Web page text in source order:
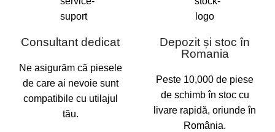
Consultant dedicat
Ne asigurăm că piesele
de care ai nevoie sunt
compatibile cu utilajul
tău.
Depozit și stoc în
Romania
Peste 10,000 de piese
de schimb în stoc cu
livare rapidă, oriunde în
România.